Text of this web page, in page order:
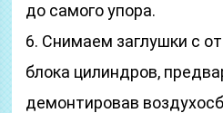
до самого упора.
6. Снимаем заглушки с
блока цилиндров,
демонтировав